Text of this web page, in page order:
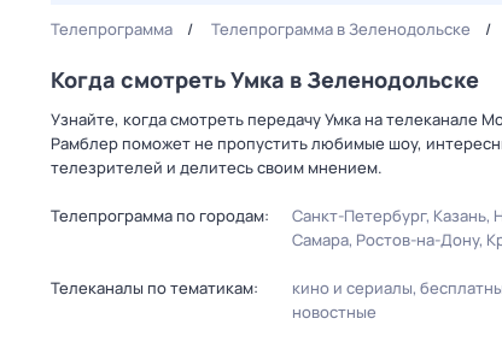
Телепрограмма Телепрограмма в Зеленодольске
Когда смотреть Умка в Зеленодольске
Узнайте, когда смотреть передачу Умка на телеканале
Рамблер поможет не пропустить любимые шоу,
телезрителей и делитесь своим мнением.
Телепрограмма по городам: Санкт-Петербург Казань
Самара Ростов-на-Дону
Телеканалы по тематикам: кино и сериалы
новостные